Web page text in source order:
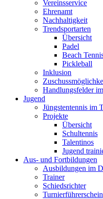
Vereinsservice
Ehrenamt
Nachhaltigkeit
Trendsportarten
Übersicht
Padel
Beach
Pickleball
Inklusion
Handlungsfelder
Jugend
Jüngstentennis im
Projekte
Übersicht
Schultennis
Talentinos
Jugend
Aus- und Fortbildungen
Ausbildungen im
Trainer
Schiedsrichter
Turnierführerschein